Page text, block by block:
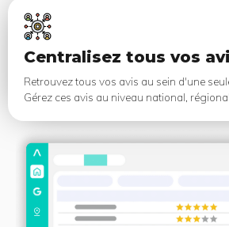
Centralisez tous vos
Retrouvez tous vos avis au sein d'une
Gérez ces avis au niveau national,